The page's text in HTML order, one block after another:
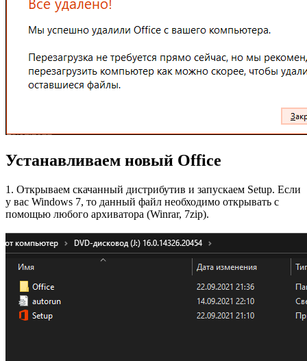
Устанавливаем новый Office
1. Открываем скачанный дистрибутив и запускаем Setup. Если
у вас Windows 7, то данный файл необходимо открывать с
помощью любого архиватора (Winrar, 7zip).